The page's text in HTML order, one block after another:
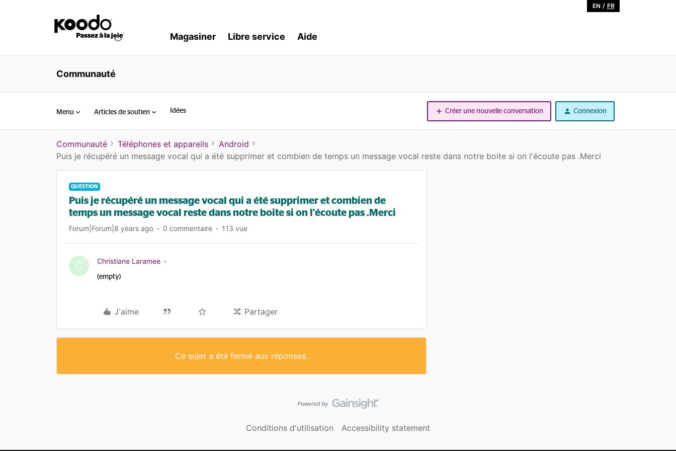
EN / FR
Magasiner Libre service Aide
Communauté
Menu Articles de soutien Idées Créer une nouvelle conversation Connexion
Communauté Téléphones et appareils
Android
Puis je récupéré un message vocal qui a été supprimer et combien de temps un message vocal reste dans notre boite si on l'écoute pas .Merci
QUESTION
Puis je récupéré un message vocal qui a été supprimer et combien de
temps un message vocal reste dans notre boite si on l'écoute pas .Merci
Forum|Forum|8 years ago 0 commentaire 113 vue
C Christiane Laramee
(empty)
J'aime Partager
Ce sujet a été fermé aux réponses.
Conditions d'utilisation Accessibility statement